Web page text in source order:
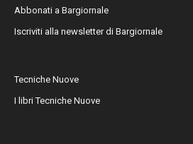
Abbonati a Bargiornale
Iscriviti alla newsletter di Bargiornale
Tecniche Nuove
I libri Tecniche Nuove